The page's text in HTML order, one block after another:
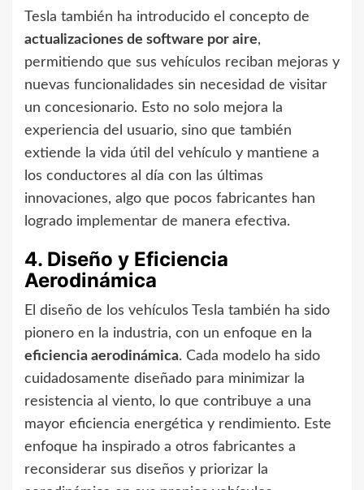
Tesla también ha introducido el concepto de
actualizaciones de software por aire,
permitiendo que sus vehículos reciban mejoras y
nuevas funcionalidades sin necesidad de visitar
un concesionario. Esto no solo mejora la
experiencia del usuario, sino que también
extiende la vida útil del vehículo y mantiene a
los conductores al día con las últimas
innovaciones, algo que pocos fabricantes han
logrado implementar de manera efectiva.
4. Diseño y Eficiencia
Aerodinámica
El diseño de los vehículos Tesla también ha sido
pionero en la industria, con un enfoque en la
eficiencia aerodinámica. Cada modelo ha sido
cuidadosamente diseñado para minimizar la
resistencia al viento, lo que contribuye a una
mayor eficiencia energética y rendimiento. Este
enfoque ha inspirado a otros fabricantes a
reconsiderar sus diseños y priorizar la